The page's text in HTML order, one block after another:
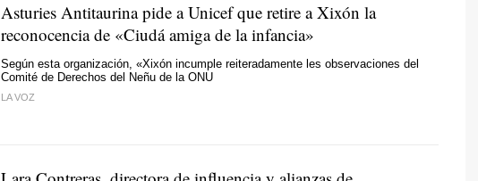
Asturies Antitaurina pide a Unicef que retire a Xixón la
reconocencia de «Ciudá amiga de la infancia»
Según esta organización, «Xixón incumple reiteradamente les observaciones del
Comité de Derechos del Neñu de la ONU
LA VOZ